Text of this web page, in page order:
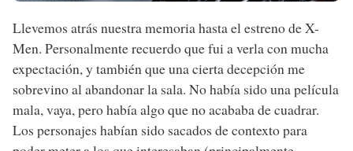
Llevemos atrás nuestra memoria hasta el estreno de X-
Men. Personalmente recuerdo que fui a verla con mucha
expectación, y también que una cierta decepción me
sobrevino al abandonar la sala. No había sido una película
mala, vaya, pero había algo que no acababa de cuadrar.
Los personajes habían sido sacados de contexto para